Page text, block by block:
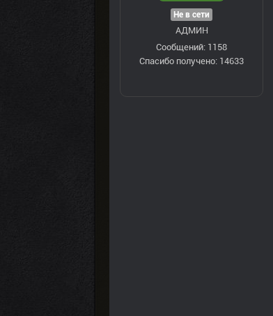
Не в сети
АДМИН
Сообщений: 1158
Спасибо получено: 14633